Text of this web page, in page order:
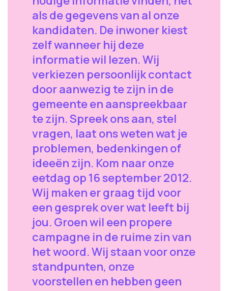
als de gegevens van al onze
kandidaten. De inwoner kiest
zelf wanneer hij deze
informatie wil lezen. Wij
verkiezen persoonlijk contact
door aanwezig te zijn in de
gemeente en aanspreekbaar
te zijn. Spreek ons aan, stel
vragen, laat ons weten wat je
problemen, bedenkingen of
ideeën zijn. Kom naar onze
eetdag op 16 september 2012.
Wij maken er graag tijd voor
een gesprek over wat leeft bij
jou. Groen wil een propere
campagne in de ruime zin van
het woord. Wij staan voor onze
standpunten, onze
voorstellen en hebben geen